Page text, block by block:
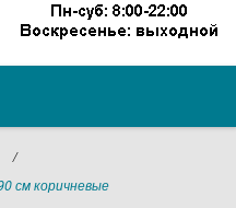
/
см коричневые